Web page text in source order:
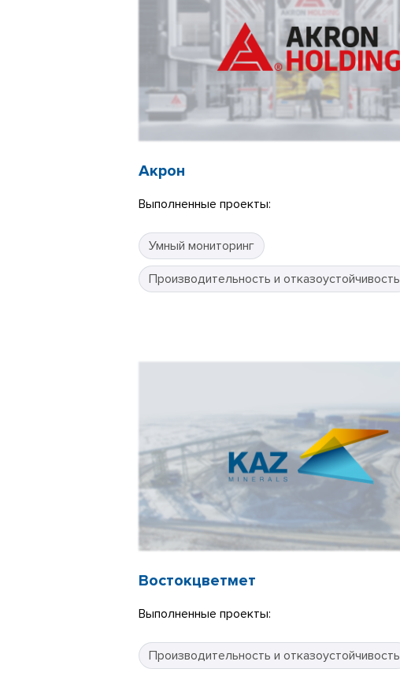
Акрон
Выполненные проекты:
Умный мониторинг
Производительность и отказоустойчивость
Востокцветмет
Выполненные проекты:
Производительность и отказоустойчивость